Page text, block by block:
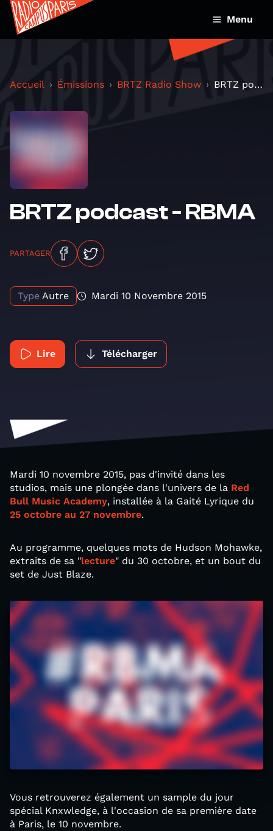
Menu
Accueil Émissions BRTZ Radio Show BRTZ podcast - RBMA
BRTZ podcast - RBMA
PARTAGER
Type Autre Mardi 10 Novembre 2015
Lire Télécharger
Mardi 10 novembre 2015, pas d'invité dans les
studios, mais une plongée dans l'univers de la Red
Bull Music Academy, installée à la Gaité Lyrique du
25 octobre au 27 novembre.
Au programme, quelques mots de Hudson Mohawke,
extraits de sa "lecture" du 30 octobre, et un bout du
set de Just Blaze.
Vous retrouverez également un sample du jour
spécial Knxwledge, à l'occasion de sa première date
à Paris, le 10 novembre.